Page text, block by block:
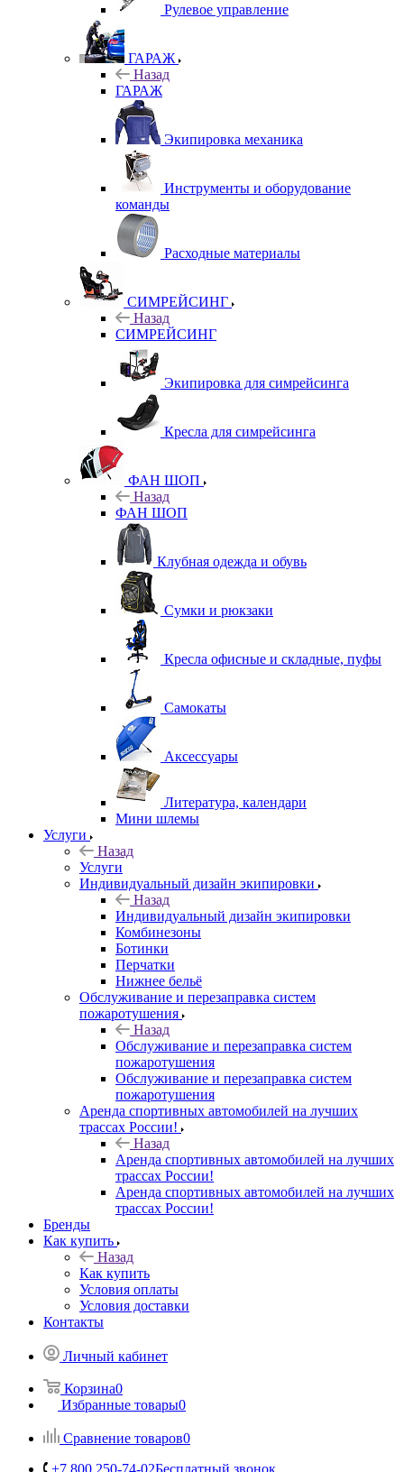
Рулевое управление
ГАРАЖ
Назад
ГАРАЖ
Экипировка механика
Инструменты и оборудование
команды
Расходные материалы
СИМРЕЙСИНГ
Назад
СИМРЕЙСИНГ
Экипировка для симрейсинга
Кресла для симрейсинга
ФАН ШОП
Назад
ФАН ШОП
Клубная одежда и обувь
Сумки и рюкзаки
Кресла офисные и складные, пуфы
Самокаты
Аксессуары
Литература, календари
Мини шлемы
Услуги
Назад
Услуги
Индивидуальный дизайн экипировки
Назад
Индивидуальный дизайн экипировки
Комбинезоны
Ботинки
Перчатки
Нижнее бельё
Обслуживание и перезаправка систем
пожаротушения
Назад
Обслуживание и перезаправка систем
пожаротушения
Обслуживание и перезаправка систем
пожаротушения
Аренда спортивных автомобилей на лучших
трассах России!
Назад
Аренда спортивных автомобилей на лучших
трассах России!
Аренда спортивных автомобилей на лучших
трассах России!
Бренды
Как купить
Назад
Как купить
Условия оплаты
Условия доставки
Контакты
Личный кабинет
Корзина0
Избранные товары0
Сравнение товаров0
+7 800 250-74-02Бесплатный звонок